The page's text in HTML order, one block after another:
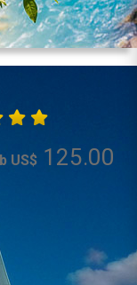
US$ 125.00